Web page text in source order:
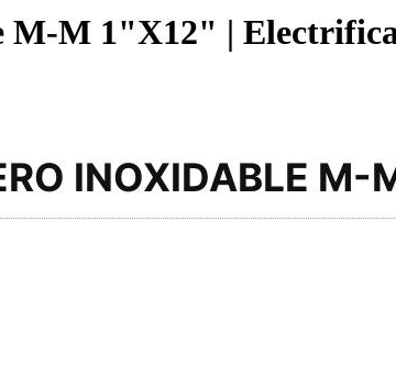
M-M 1"X12" |
INOXIDABLE M-